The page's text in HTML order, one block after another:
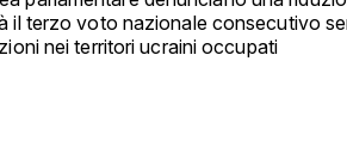
il terzo voto nazionale consecutivo
nei territori ucraini occupati